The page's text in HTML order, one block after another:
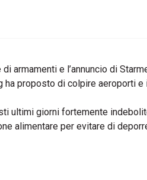
e l’annuncio di
ha proposto di colpire aeroporti
ultimi giorni fortemente
alimentare per evitare di